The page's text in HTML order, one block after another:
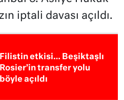
iptali davası açıldı.
Filistin etkisi… Beşiktaşlı
Rosier’in transfer yolu
böyle açıldı